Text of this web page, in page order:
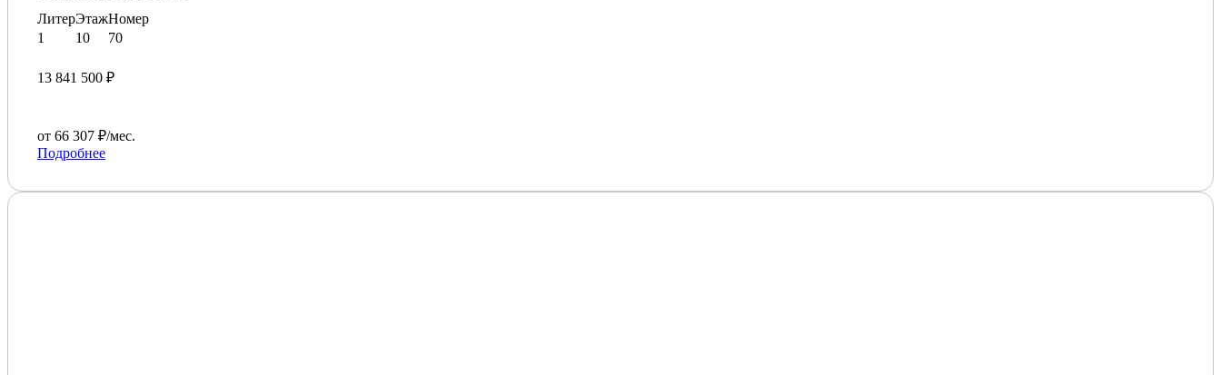
Литер
1
Этаж
10
Номер
70
13 841 500 ₽
от 66 307 ₽/мес.
Подробнее